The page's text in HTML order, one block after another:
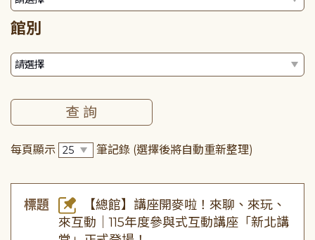
館別
每頁顯示 筆記錄 (選擇後將自動重新整理)
標題
【總館】講座開麥啦！來聊、來玩、
來互動｜115年度參與式互動講座「新北講